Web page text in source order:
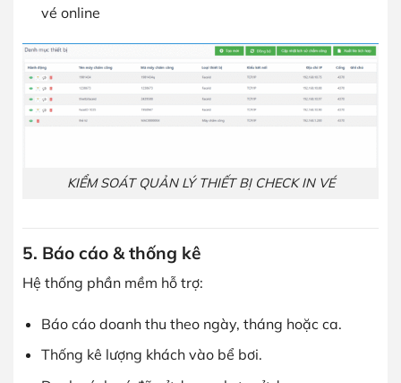
vé online
KIỂM SOÁT QUẢN LÝ THIẾT BỊ CHECK IN VÉ
5. Báo cáo & thống kê
Hệ thống phần mềm hỗ trợ:
Báo cáo doanh thu theo ngày, tháng hoặc ca.
Thống kê lượng khách vào bể bơi.